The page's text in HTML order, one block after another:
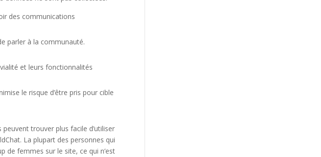
des communications
parler à la communauté.
et leurs fonctionnalités
le risque d’être pris pour cible
trouver plus facile d’utiliser
La plupart des personnes qui
de femmes sur le site, ce qui n’est